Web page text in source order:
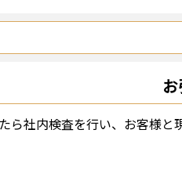
ら社内検査を行い、お客様